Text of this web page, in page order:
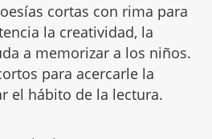
cortas con rima para
la creatividad, la
a memorizar a los niños.
para acercarle la
el hábito de la lectura.